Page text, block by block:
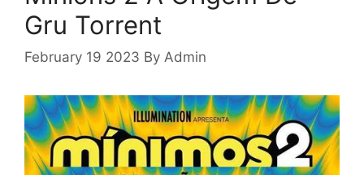
Gru Torrent
February 19 2023 By Admin